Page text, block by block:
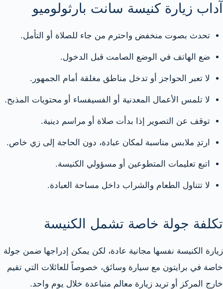
آداب زيارة كنيسة سانت بارثولوميو
تحدث بصوت منخفض واحترم من جاء للصلاة أو التأمل.
ضع الهاتف في الوضع الصامت قبل الدخول.
لا تعبر الحواجز أو تدخل مناطق مغلقة أمام الجمهور.
لا تلمس الأعمال المعدنية أو الفسيفساء أو محتويات المذبح.
توقف عن التصوير إذا بدأت صلاة أو مراسم دينية.
ارتدِ ملابس مناسبة لمكان عبادة، دون الحاجة إلى زي خاص.
اتبع تعليمات المتطوعين أو مسؤولي الكنيسة.
لا تتناول الطعام والشراب داخل مساحة العبادة.
تكلفة جولة خاصة تشمل الكنيسة
زيارة الكنيسة نفسها مجانية عادة، لكن يمكن إدراجها ضمن جولة
خاصة في برايتون مع سيارة وسائق، خصوصاً للعائلات التي تقيم
خارج المركز أو تريد زيارة معالم متباعدة خلال يوم واحد.